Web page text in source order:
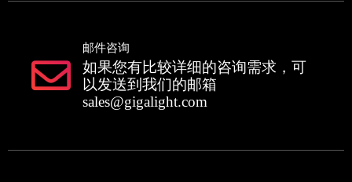
邮件咨询
如果您有比较详细的咨询需求，可
以发送到我们的邮箱
sales@gigalight.com